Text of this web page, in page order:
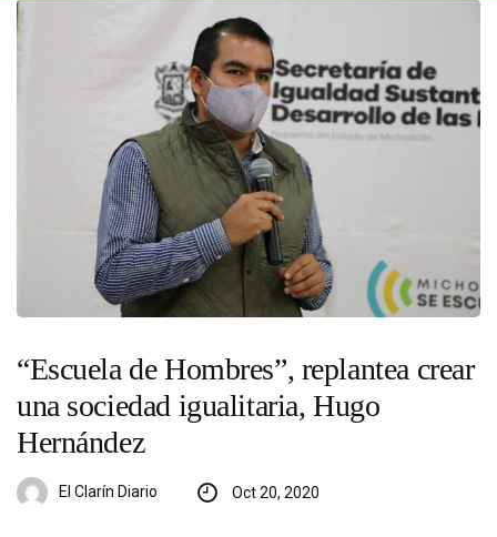
“Escuela de Hombres”, replantea crear
una sociedad igualitaria, Hugo
Hernández
El Clarín Diario Oct 20, 2020